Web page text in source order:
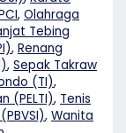
,Olahraga
Tebing
,Renang
,Sepak Takraw
(TI),
(PELTI), Tenis
,Wanita